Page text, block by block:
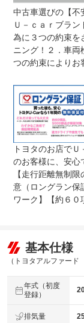
法定整備
整備
※車検
※商用
法定整備
について
当社
部品
中古車選びの【不
Ｕ－ｃａｒブラ
為に３つの約束を
ニング！２．車両
つの約束によりお
トヨタのお店で
のお客様に、安心
【走行距離無制
意（ロングラン保
ワーク】【約６０
基本仕様
（トヨタアルファード
年式（初度
登録）
排気量